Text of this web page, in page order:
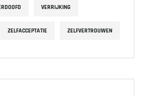
VERRIJKING
ZELFACCEPTATIE ZELFVERTROUWEN